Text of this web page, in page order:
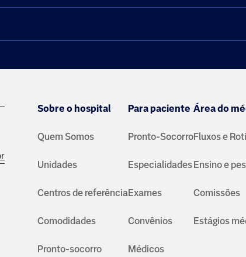
Sobre o hospital
Quem Somos
Unidades
Centros de referência
Comodidades
Pronto-socorro
Para paciente
Pronto-Socorro
Especialidades
Exames
Convênios
Médicos
Área do
Fluxos e
Ensino e
Comissões
Estágios